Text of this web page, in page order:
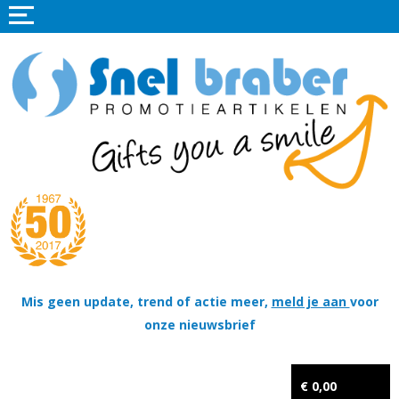
Mis geen update, trend of actie meer, meld je aan voor
onze nieuwsbrief
€ 0,00
Home
Promotieartikelen
Tassen
Thema's